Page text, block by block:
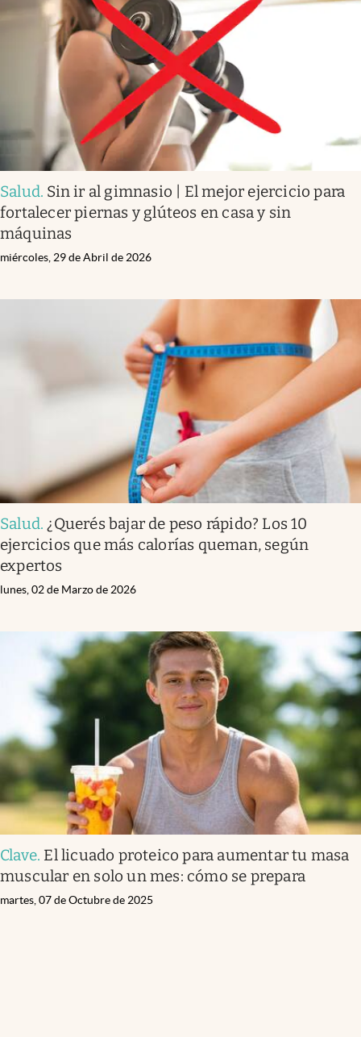
Infotechnology
Clase
Mundial 2026
Eventos Corporativos
El Cronista Studio
Mediakit
abre en nueva pestaña
Argentina
Salud. Sin ir al gimnasio | El mejor ejercicio para
fortalecer piernas y glúteos en casa y sin
máquinas
miércoles, 29 de Abril de 2026
Salud. ¿Querés bajar de peso rápido? Los 10
ejercicios que más calorías queman, según
expertos
lunes, 02 de Marzo de 2026
Clave. El licuado proteico para aumentar tu masa
muscular en solo un mes: cómo se prepara
martes, 07 de Octubre de 2025